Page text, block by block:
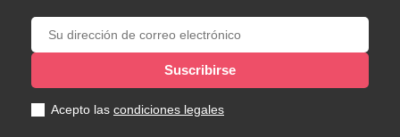
Acepto las condiciones legales